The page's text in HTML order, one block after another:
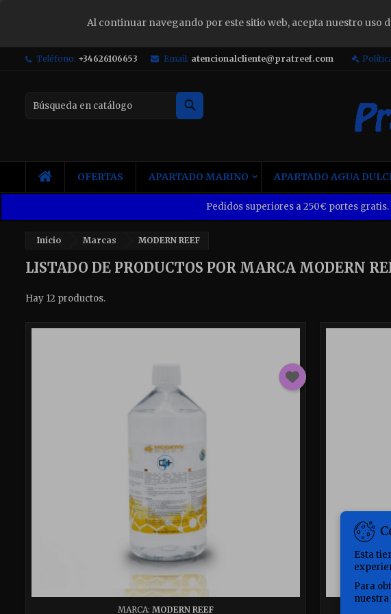
Al continuar navegando por este sitio web, acepta nuestro uso
Teléfono: +34626106653 Email: atencionalcliente@pratreef.com
INICIOOFERTAS APARTADO MARINO APARTADO AGUA
Pedidos superiores a 250€ portes
Inicio Marcas MODERN REEF
LISTADO DE PRODUCTOS POR MARCA MODERN
Hay 12 productos.
MARCA: MODERN REEF
Esta
Para
nuestra